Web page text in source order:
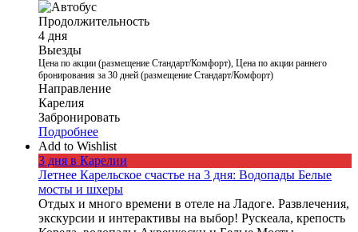
Продолжительность
4 дня
Выезды
Цена по акции (размещение Стандарт/Комфорт), Цена по акции раннего
бронирования за 30 дней (размещение Стандарт/Комфорт)
Направление
Карелия
Забронировать
Подробнее
Add to Wishlist
3 дня в Карелии
Летнее Карельское счастье на 3 дня: Водопады Белые
мосты и шхеры
Отдых и много времени в отеле на Ладоге. Развлечения,
экскурсии и интерактивы на выбор! Рускеала, крепость